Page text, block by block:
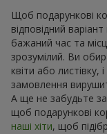
Щоб подарункові
відповідний
бажаний час та
зрозумілий. Ви
квіти або листівку,
замовлення
А ще не забудьте
щоб подарункові
наші хіти, щоб